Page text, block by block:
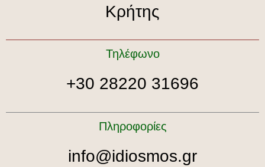
Κρήτης
Τηλέφωνο
+30 28220 31696
Πληροφορίες
info@idiosmos.gr